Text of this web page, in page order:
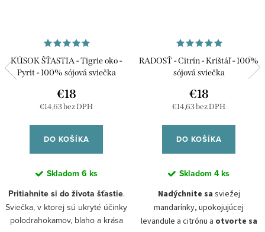
KÚSOK ŠŤASTIA - Tigrie oko -
Pyrit - 100% sójová sviečka
€14,63 bez DPH
€18
DO KOŠÍKA
Skladom 6 ks
Pritiahnite si do života šťastie.
Sviečka, v ktorej sú ukryté účinky
polodrahokamov, blaho a krása
RADOSŤ - Citrín - Krištáľ - 100%
sójová sviečka
€14,63 bez DPH
€18
DO KOŠÍKA
Skladom 4 ks
Nadýchnite sa sviežej
mandarínky, upokojujúcej
levandule a citrónu a otvorte sa